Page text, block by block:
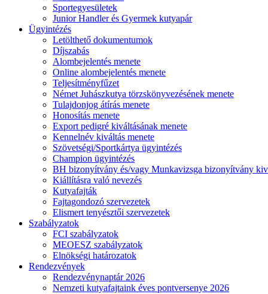
Sportegyesületek
Junior Handler és Gyermek kutyapár
Ügyintézés
Letölthető dokumentumok
Díjszabás
Alombejelentés menete
Online alombejelentés menete
Teljesítményfűzet
Német Juhászkutya törzskönyvezésének menete
Tulajdonjog átírás menete
Honosítás menete
Export pedigré kiváltásának menete
Kennelnév kiváltás menete
Szövetségi/Sportkártya ügyintézés
Champion ügyintézés
BH bizonyítvány és/vagy Munkavizsga bizonyítvány
Kiállításra való nevezés
Kutyafajták
Fajtagondozó szervezetek
Elismert tenyésztői szervezetek
Szabályzatok
FCI szabályzatok
MEOESZ szabályzatok
Elnökségi határozatok
Rendezvények
Rendezvénynaptár 2026
Nemzeti kutyafajtaink éves pontversenye 2026